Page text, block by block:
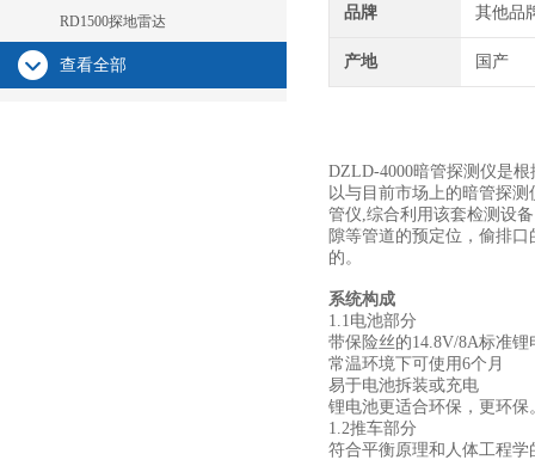
RD1500探地雷达
查看全部
品牌 其他品
产地 国产
DZLD-4000暗管探测仪是
以与目前市场上的暗管探
管仪,综合利用该套检测设
隙等管道的预定位，偷排
的。
系统构成
1.1电池部分
带保险丝的14.8V/8A标准锂
常温环境下可使用6个月
易于电池拆装或充电
锂电池更适合环保，更环保
1.2推车部分
符合平衡原理和人体工程